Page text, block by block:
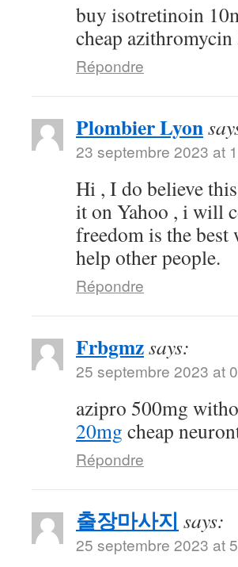
buy isotretinoin
cheap
Répondre
Plombier Lyon
23 septembre 2023 at
Hi , I do believe
it on Yahoo , i will
freedom is the best
help other people.
Répondre
Frbgmzsays:
25 septembre 2023 at
azipro 500mg
20mg cheap
Répondre
출장마사지 says:
25 septembre 2023 at